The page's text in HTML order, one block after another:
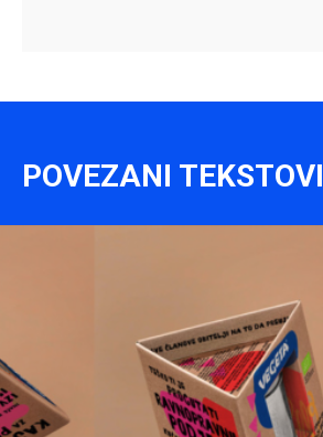
POVEZANI TEKSTOVI